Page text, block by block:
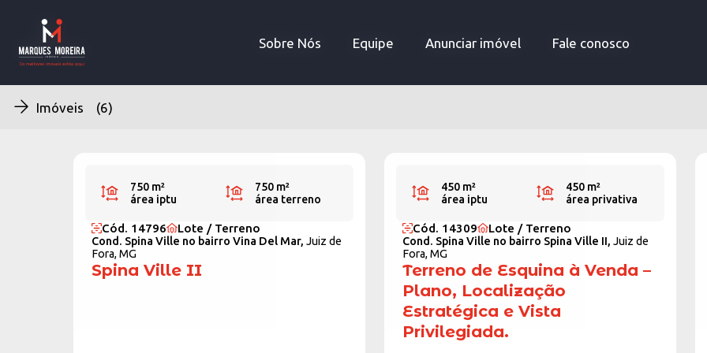
Sobre Nós Equipe Anunciar imóvel Fale conosco
Sobre Nós Equipe Anunciar imóvel Fale conosco
Imóveis (6)
750 m²
área iptu
750 m²
área terreno
Cód. 14796 Lote / Terreno
Cond. Spina Ville no bairro Vina Del Mar, Juiz de
Fora, MG
Spina Ville II
450 m²
área iptu
450 m²
área privativa
Cód. 14309 Lote / Terreno
Cond. Spina Ville no bairro Spina Ville II, Juiz de
Fora, MG
Terreno de Esquina à Venda –
Plano, Localização
Estratégica e Vista
Privilegiada.